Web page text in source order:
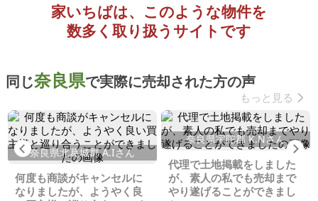
家いちばは、このような物件を
数多く取り扱うサイトです
同じ奈良県で実際に売却された方の声
もっと見る
Previous
奈良県北葛城郡 A.Iさん
何度も商談がキャンセルに
なりましたが、ようやく良
奈良県宇陀郡 K.Nさん
代理で土地掲載をしました
が、素人の私でも売却まで
やり遂げることができまし